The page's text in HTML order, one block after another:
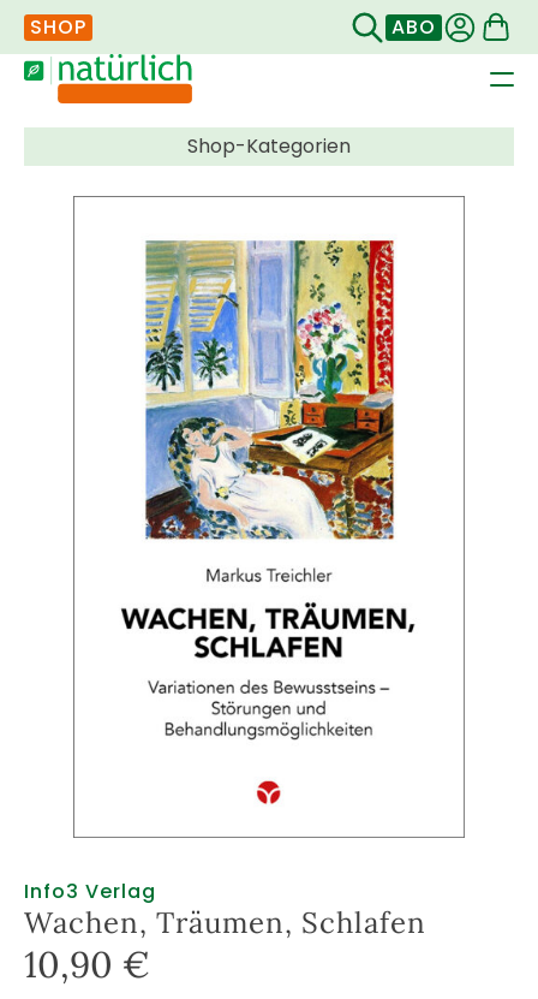
SHOP ABO
Info3 Verlag
Wachen, Träumen, Schlafen
10,90 €